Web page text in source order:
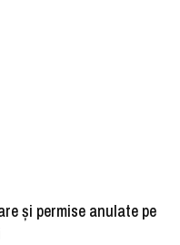
și permise anulate pe